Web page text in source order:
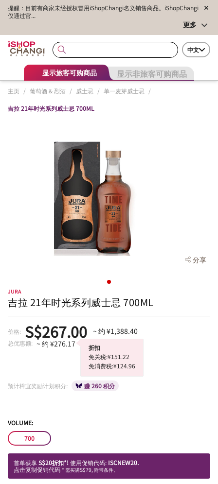
提醒：目前有商家未经授权冒用iShopChangi名义销售商品。iShopChangi
仅通过官...
更多
中文
显示旅客可购商品 显示非旅客可购商品
主页 / 葡萄酒 & 烈酒 / 威士忌 / 单一麦芽威士忌 /
吉拉 21年时光系列威士忌 700ML
分享
JURA
吉拉 21年时光系列威士忌 700ML
价格: S$267.00 ~ 约 ¥1,388.40
总优惠额: ~ 约 ¥276.17
折扣
免关税:¥151.22
免消费税:¥124.96
预计樟宜奖励计划积分: 赚 260 积分
VOLUME:
700
首单获享S$20折扣*! 使用促销代码: ISCNEW20.
点击复制促销代码 * 需买满S$79, 附带条件。